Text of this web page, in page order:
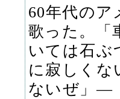
60年代の
歌った。「
いては石ぶ
に寂しくな
ないぜ」―